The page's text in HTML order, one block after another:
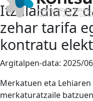
Itzalaldia ez
zehar tarifa
kontratu
Argitalpen-data: 2025/
Merkatuen eta
merkaturatzaile